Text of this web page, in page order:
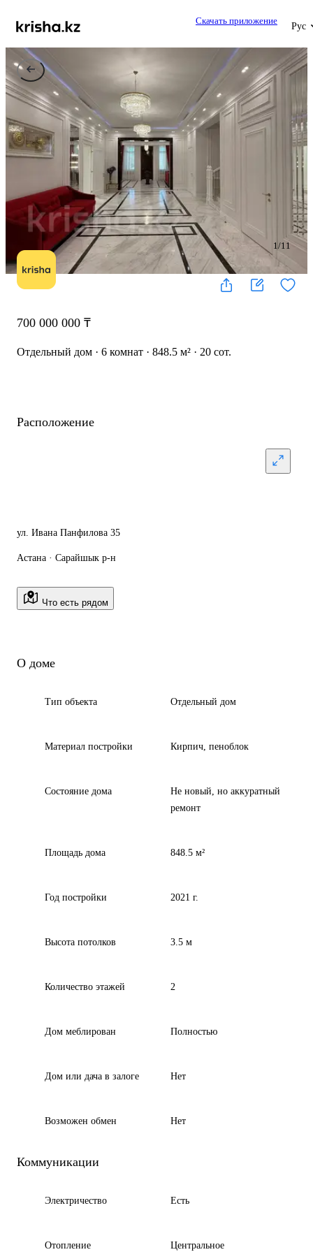
Скачать приложение
Рус
1/11
700 000 000 ₸
Отдельный дом · 6 комнат · 848.5 м² · 20 сот.
Расположение
ул. Ивана Панфилова 35
Астана · Сарайшык р-н
Что есть рядом
О доме
Тип объекта Отдельный дом
Материал постройки Кирпич, пеноблок
Состояние дома
Не новый, но аккуратный
ремонт
Площадь дома 848.5 м²
Год постройки 2021 г.
Высота потолков 3.5 м
Количество этажей 2
Дом меблирован Полностью
Дом или дача в залоге Нет
Возможен обмен Нет
Коммуникации
Электричество Есть
Отопление Центральное